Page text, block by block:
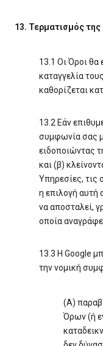
13. Τερματισμός
13.1 Οι Όροι θα
καταγγελία
καθορίζεται
13.2 Εάν
συμφωνία σας
ειδοποιώντας
και (β)
Υπηρεσίες, τις
η επιλογή αυτή
να αποσταλεί,
οποία
13.3 Η Google
την νομική
(Α)
Όρων (ή